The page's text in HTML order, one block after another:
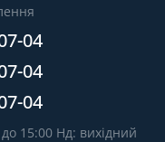
04
04
04
15:00 Нд: вихідний